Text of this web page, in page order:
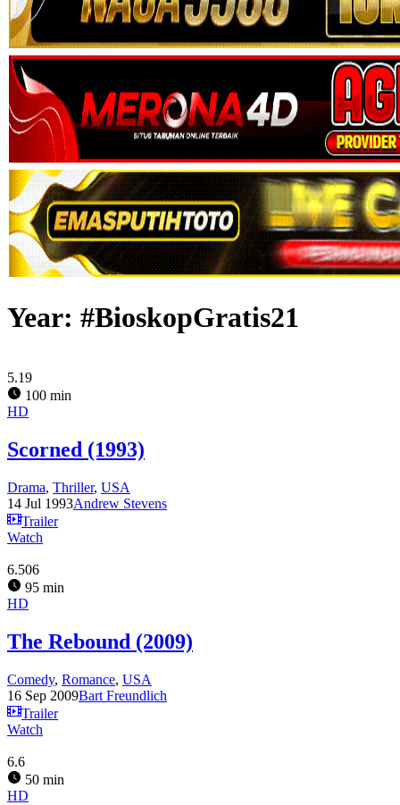
Year: #BioskopGratis21
5.19
100 min
HD
Scorned (1993)
Drama, Thriller, USA
14 Jul 1993Andrew Stevens
Trailer
Watch
6.506
95 min
HD
The Rebound (2009)
Comedy, Romance, USA
16 Sep 2009Bart Freundlich
Trailer
Watch
6.6
50 min
HD